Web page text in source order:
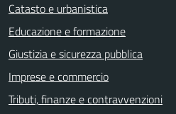
Catasto e urbanistica
Educazione e formazione
Giustizia e sicurezza pubblica
Imprese e commercio
Tributi, finanze e contravvenzioni